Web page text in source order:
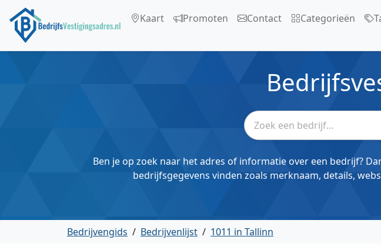
Kaart Promoten Contact Categorieën
Ben je op zoek naar het adres of informatie over een bedrijf?
bedrijfsgegevens vinden zoals merknaam, details,
Bedrijvengids / Bedrijvenlijst / 1011 in Tallinn